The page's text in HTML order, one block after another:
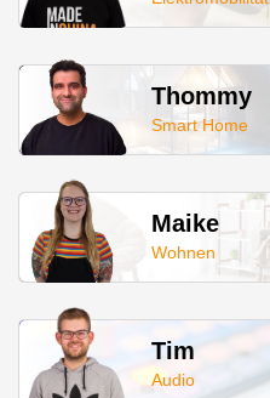
Thommy
Smart Home
Maike
Wohnen
Tim
Audio